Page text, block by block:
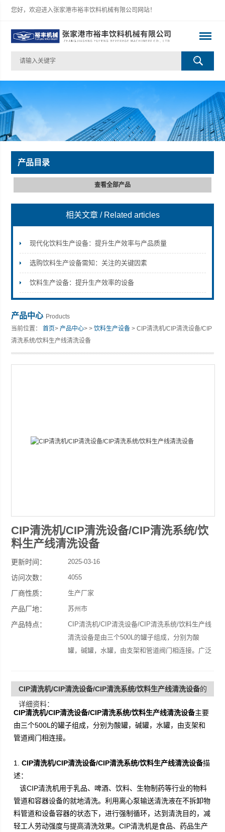
您好，欢迎进入张家港市裕丰饮料机械有限公司网站！
张家港市裕丰饮料机械有限公司
产品目录
查看全部产品
相关文章 / Related articles
现代化饮料生产设备：提升生产效率与产品质量
选购饮料生产设备需知：关注的关键因素
饮料生产设备：提升生产效率的设备
产品中心 Products
当前位置：首页>产品中心> >饮料生产设备 > CIP清洗机/CIP清洗设备/CIP
清洗系统/饮料生产线清洗设备
CIP清洗机/CIP清洗设备/CIP清洗系统/饮
料生产线清洗设备
更新时间： 2025-03-16
访问次数： 4055
厂商性质： 生产厂家
产品厂地： 苏州市
产品特点：
CIP清洗机/CIP清洗设备/CIP清洗系统/饮料生产线
清洗设备是由三个500L的罐子组成，分别为酸
罐，碱罐，水罐，由支架和管道阀门相连接。广泛
地清洗设备。
CIP清洗机/CIP清洗设备/CIP清洗系统/饮料生产线清洗设备的
详细资料：
CIP清洗机/CIP清洗设备/CIP清洗系统/饮料生产线清洗设备主要
由三个500L的罐子组成，分别为酸罐，碱罐，水罐，由支架和
管道阀门相连接。
1. CIP清洗机/CIP清洗设备/CIP清洗系统/饮料生产线清洗设备描
述：
该CIP清洗机用于乳品、啤酒、饮料、生物制药等行业的物料
管道和容器设备的就地清洗。利用离心泵输送清洗液在不拆卸物
料管道和设备容器的状态下，进行强制循环，达到清洗目的，减
轻工人劳动强度与提高清洗效果。CIP清洗机是食品、药品生产